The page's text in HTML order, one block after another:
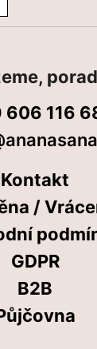
606 116
Kontakt
/
GDPR
B2B